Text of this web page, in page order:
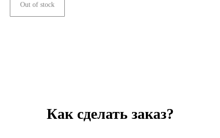
Out of stock
Как сделать заказ?